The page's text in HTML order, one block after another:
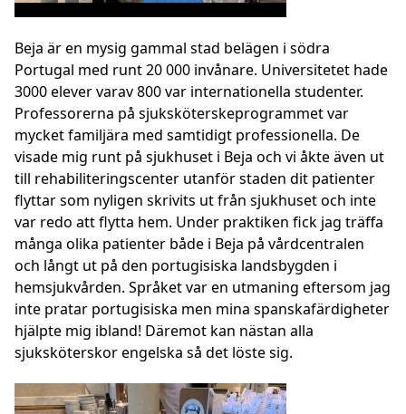
Beja är en mysig gammal stad belägen i södra
Portugal med runt 20 000 invånare. Universitetet hade
3000 elever varav 800 var internationella studenter.
Professorerna på sjuksköterskeprogrammet var
mycket familjära med samtidigt professionella. De
visade mig runt på sjukhuset i Beja och vi åkte även ut
till rehabiliteringscenter utanför staden dit patienter
flyttar som nyligen skrivits ut från sjukhuset och inte
var redo att flytta hem. Under praktiken fick jag träffa
många olika patienter både i Beja på vårdcentralen
och långt ut på den portugisiska landsbygden i
hemsjukvården. Språket var en utmaning eftersom jag
inte pratar portugisiska men mina spanskafärdigheter
hjälpte mig ibland! Däremot kan nästan alla
sjuksköterskor engelska så det löste sig.